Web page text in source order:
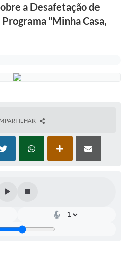
Informação
a Desafetação de
"Minha Casa,